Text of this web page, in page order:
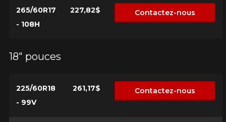
265/60R17
- 108H
227,82$ Contactez-nous
18" pouces
225/60R18
- 99V
261,17$ Contactez-nous